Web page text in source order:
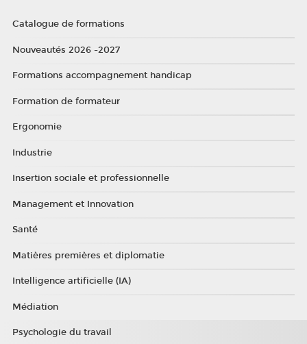
Catalogue de formations
Nouveautés 2026 -2027
Formations accompagnement handicap
Formation de formateur
Ergonomie
Industrie
Insertion sociale et professionnelle
Management et Innovation
Santé
Matières premières et diplomatie
Intelligence artificielle (IA)
Médiation
Psychologie du travail